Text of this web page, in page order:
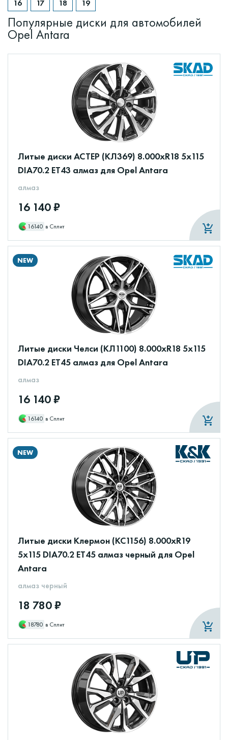
Популярные диски для автомобилей
Opel Antara
Литые диски АСТЕР (КЛ369) 8.000xR18 5x115
DIA70.2 ET43 алмаз для Opel Antara
алмаз
16 140 ₽
16140 в Сплит
NEW
Литые диски Челси (КЛ1100) 8.000xR18 5x115
DIA70.2 ET45 алмаз для Opel Antara
алмаз
16 140 ₽
16140 в Сплит
NEW
Литые диски Клермон (КС1156) 8.000xR19
5x115 DIA70.2 ET45 алмаз черный для Opel
Antara
алмаз черный
18 780 ₽
18780 в Сплит